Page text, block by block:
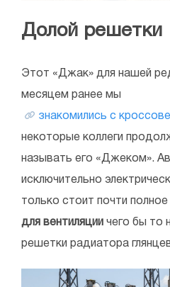
Долой решетки
Этот «Джак» для нашей
месяцем ранее мы
знакомились с
некоторые коллеги
называть его «Джеком».
исключительно
только стоит почти полное
для вентиляции чего бы то
решетки радиатора